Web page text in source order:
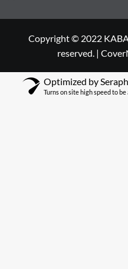
Copyright © 2022
reserved. |
Optimized by
Turns on site high speed to